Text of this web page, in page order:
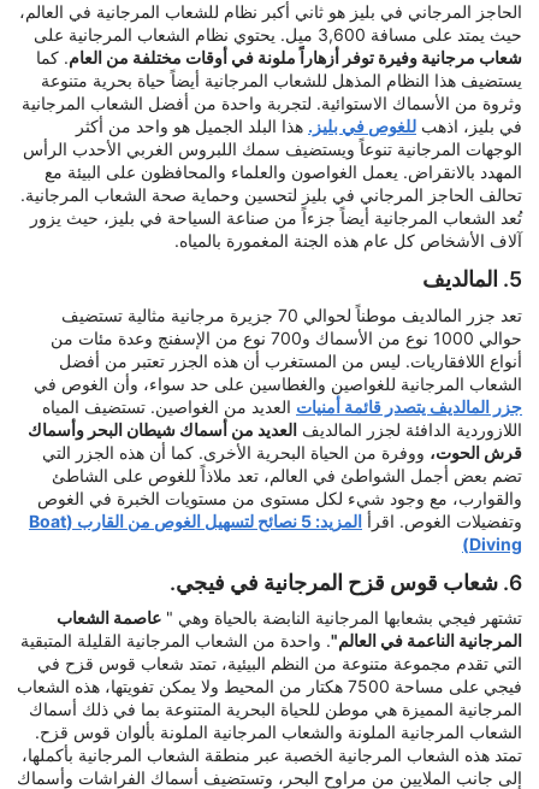
الحاجز المرجاني في بليز هو ثاني أكبر نظام للشعاب المرجانية في العالم،
حيث يمتد على مسافة 3,600 ميل. يحتوي نظام الشعاب المرجانية على
شعاب مرجانية وفيرة توفر أزهاراً ملونة في أوقات مختلفة من العام. كما
يستضيف هذا النظام المذهل للشعاب المرجانية أيضاً حياة بحرية متنوعة
وثروة من الأسماك الاستوائية. لتجربة واحدة من أفضل الشعاب المرجانية
في بليز، اذهب للغوص في بليز. هذا البلد الجميل هو واحد من أكثر
الوجهات المرجانية تنوعاً ويستضيف سمك اللبروس الغربي الأحدب الرأس
المهدد بالانقراض. يعمل الغواصون والعلماء والمحافظون على البيئة مع
تحالف الحاجز المرجاني في بليز لتحسين وحماية صحة الشعاب المرجانية.
تُعد الشعاب المرجانية أيضاً جزءاً من صناعة السياحة في بليز، حيث يزور
آلاف الأشخاص كل عام هذه الجنة المغمورة بالمياه.
5. المالديف
تعد جزر المالديف موطناً لحوالي 70 جزيرة مرجانية مثالية تستضيف
حوالي 1000 نوع من الأسماك و700 نوع من الإسفنج وعدة مئات من
أنواع اللافقاريات. ليس من المستغرب أن هذه الجزر تعتبر من أفضل
الشعاب المرجانية للغواصين والغطاسين على حد سواء، وأن الغوص في
جزر المالديف يتصدر قائمة أمنيات العديد من الغواصين. تستضيف المياه
اللازوردية الدافئة لجزر المالديف العديد من أسماك شيطان البحر وأسماك
قرش الحوت، ووفرة من الحياة البحرية الأخرى. كما أن هذه الجزر التي
تضم بعض أجمل الشواطئ في العالم، تعد ملاذاً للغوص على الشاطئ
والقوارب، مع وجود شيء لكل مستوى من مستويات الخبرة في الغوص
وتفضيلات الغوص. اقرأ
المزيد: 5 نصائح لتسهيل الغوص من القارب (Boat
Diving)
6. شعاب قوس قزح المرجانية في فيجي.
تشتهر فيجي بشعابها المرجانية النابضة بالحياة وهي " عاصمة الشعاب
المرجانية الناعمة في العالم". واحدة من الشعاب المرجانية القليلة المتبقية
التي تقدم مجموعة متنوعة من النظم البيئية، تمتد شعاب قوس قزح في
فيجي على مساحة 7500 هكتار من المحيط ولا يمكن تفويتها، هذه الشعاب
المرجانية المميزة هي موطن للحياة البحرية المتنوعة بما في ذلك أسماك
الشعاب المرجانية الملونة والشعاب المرجانية الملونة بألوان قوس قزح.
تمتد هذه الشعاب المرجانية الخصبة عبر منطقة الشعاب المرجانية بأكملها،
إلى جانب الملايين من مراوح البحر، وتستضيف أسماك الفراشات وأسماك